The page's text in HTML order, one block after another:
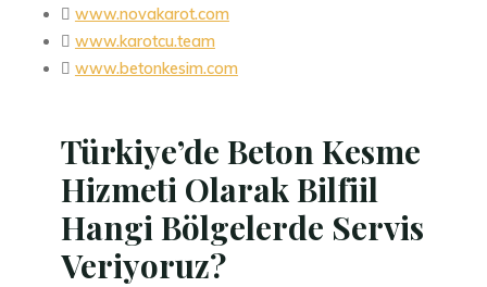
www.novakarot.com
www.karotcu.team
www.betonkesim.com
Türkiye’de Beton Kesme
Hizmeti Olarak Bilfiil
Hangi Bölgelerde Servis
Veriyoruz?